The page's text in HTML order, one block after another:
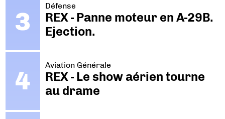
Défense
REX - Panne moteur en A-29B.
Ejection.
Aviation Générale
REX - Le show aérien tourne
au drame